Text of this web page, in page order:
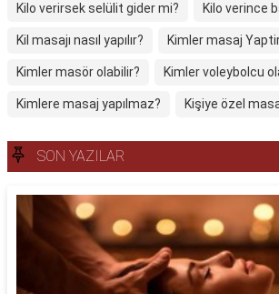
Kilo verirsek selülit gider mi? Kilo verince
Kil masajı nasıl yapılır? Kimler masaj
Kimler masör olabilir? Kimler voleybolcu
Kimlere masaj yapılmaz? Kişiye özel
SON YAZILAR